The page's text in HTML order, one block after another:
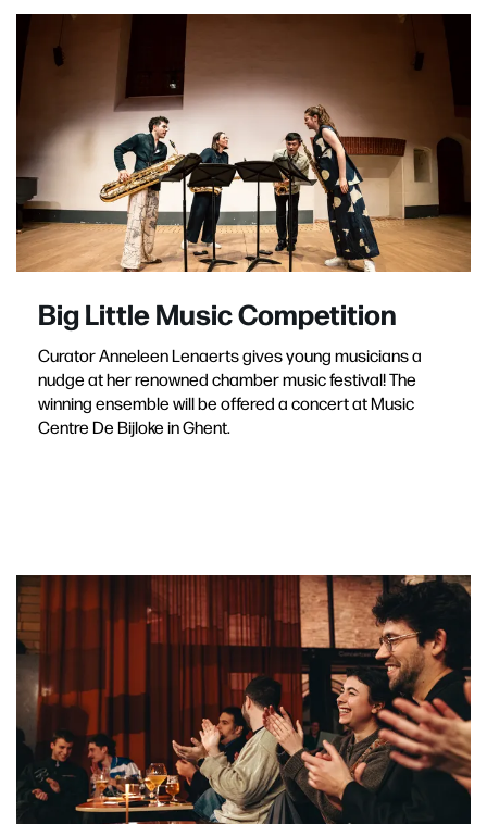
Big Little Music Competition
Curator Anneleen Lenaerts gives young musicians a
nudge at her renowned chamber music festival! The
winning ensemble will be offered a concert at Music
Centre De Bijloke in Ghent.